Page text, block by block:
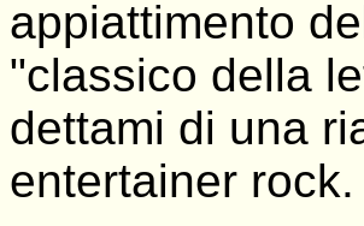
appiattimento
"classico della
dettami di una
entertainer rock.